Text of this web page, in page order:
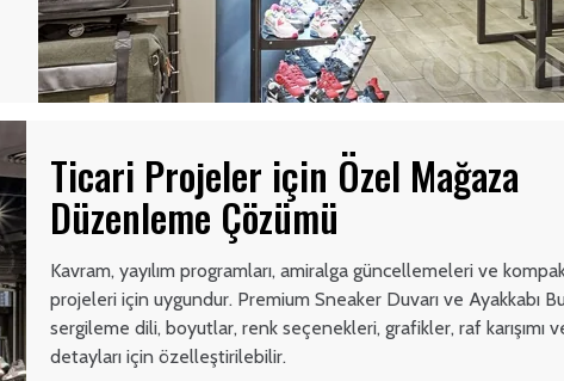
Ticari Projeler için Özel Mağaza
Düzenleme Çözümü
Kavram, yayılım programları, amiralga güncellemeleri ve
projeleri için uygundur. Premium Sneaker Duvarı ve Ayakkabı
sergileme dili, boyutlar, renk seçenekleri, grafikler, raf karışımı
detayları için özelleştirilebilir.